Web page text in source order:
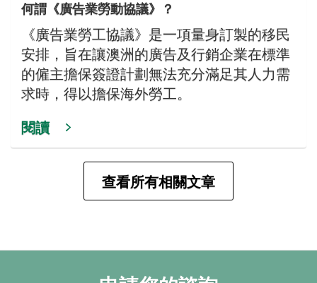
何謂《廣告業勞動協議》？
《廣告業勞工協議》是一項量身訂製的移民
安排，旨在讓澳洲的廣告及行銷企業在標準
的僱主擔保簽證計劃無法充分滿足其人力需
求時，得以擔保海外勞工。
閱讀
查看所有相關文章